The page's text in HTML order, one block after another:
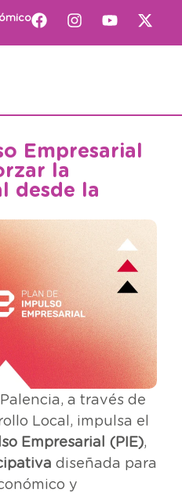
Empresarial
la
desde la
a través de
Local, impulsa el
Empresarial (PIE),
diseñada para
y